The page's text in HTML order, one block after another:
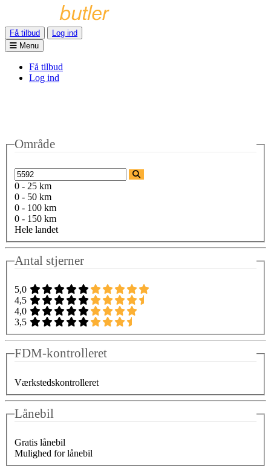
Få tilbud
Log ind
Menu
Få tilbud
Log ind
Område
0 - 25 km
0 - 50 km
0 - 100 km
0 - 150 km
Hele landet
Antal stjerner
5,0
4,5
4,0
3,5
FDM-kontrolleret
Værkstedskontrolleret
Lånebil
Gratis lånebil
Mulighed for lånebil